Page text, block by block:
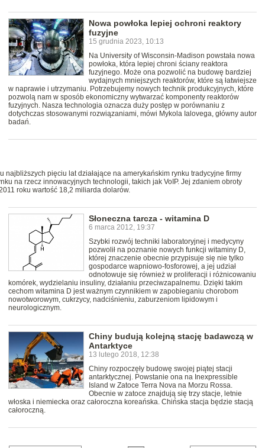
Nowa powłoka lepiej ochroni reaktory
fuzyjne
15 grudnia 2023, 10:13
Na University of Wisconsin-Madison powstała nowa
powłoka, która lepiej chroni ściany reaktora
fuzyjnego. Może ona pozwolić na budowę bardziej
wydajnych mniejszych reaktorów, które są łatwiejsze
w naprawie i utrzymaniu. Potrzebujemy nowych technik produkcyjnych, które
pozwolą nam w sposób ekonomiczny wytwarzać komponenty reaktorów
fuzyjnych. Nasza technologia oznacza duży postęp w porównaniu z
dotychczas stosowanymi rozwiązaniami, mówi Mykola Ialovega, główny autor
badań.
najbliższych pięciu lat działające na amerykańskim rynku tradycyjne firmy
na rzecz innowacyjnych technologii, takich jak VoIP. Jej zdaniem obroty
roku wartość 18,2 miliarda dolarów.
Słoneczna tarcza - witamina D
6 marca 2012, 19:37
Szybki rozwój techniki laboratoryjnej i medycyny
pozwolił na poznanie nowych funkcji witaminy D,
której znaczenie obecnie przypisuje się nie tylko
gospodarce wapniowo-fosforowej, a jej udział
odnotowuje się również w proliferacji i różnicowaniu
komórek, wydzielaniu insuliny, działaniu przeciwzapalnemu. Dzięki takim
cechom witamina D jest ważnym czynnikiem w zapobieganiu chorobom
nowotworowym, cukrzycy, nadciśnieniu, zaburzeniom lipidowym i
neurologicznym.
Chiny budują kolejną stację badawczą w
Antarktyce
13 lutego 2018, 12:38
Chiny rozpoczęły budowę swojej piątej stacji
antarktycznej. Powstanie ona na Inexpressible
Island w Zatoce Terra Nova na Morzu Rossa.
Obecnie w zatoce znajdują się trzy stacje, letnie
włoska i niemiecka oraz całoroczna koreańska. Chińska stacja będzie stacją
całoroczną.